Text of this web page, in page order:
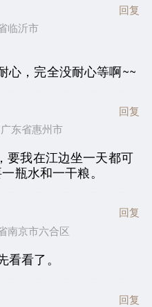
临沂市
回复
心，完全没耐心等啊~~
东省惠州市
回复
要我在江边坐一天都可
瓶水和一干粮。
南京市六合区
回复
看了。
回复